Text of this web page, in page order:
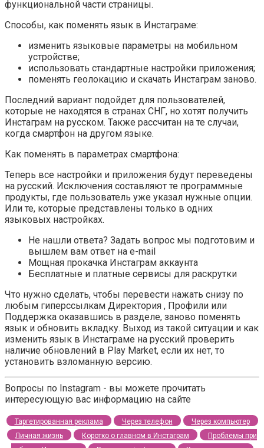
функциональной части страницы.
Способы, как поменять язык в Инстаграме:
изменить языковые параметры на мобильном
устройстве;
использовать стандартные настройки приложения;
поменять геолокацию и скачать Инстаграм заново.
Последний вариант подойдет для пользователей,
которые не находятся в странах СНГ, но хотят получить
Инстаграм на русском. Также рассчитан на те случаи,
когда смартфон на другом языке.
Как поменять в параметрах смартфона:
Теперь все настройки и приложения будут переведены
на русский. Исключения составляют те программные
продукты, где пользователь уже указал нужные опции.
Или те, которые представлены только в одних
языковых настройках.
Не нашли ответа? Задать вопрос мы подготовим и
вышлем вам ответ на e-mail
Мощная прокачка Инстаграм аккаунта
Бесплатные и платные сервисы для раскрутки
Что нужно сделать, чтобы перевести нажать снизу по
любым гиперссылкам Директория , Профили или
Поддержка оказавшись в разделе, заново поменять
язык и обновить вкладку. Выход из такой ситуации и как
изменить язык в Инстаграме на русский проверить
наличие обновлений в Play Market, если их нет, то
установить взломанную версию.
Вопросы по Instagram - вы можете прочитать
интересующую вас информацию на сайте
Таргетированная реклама Через телефон
Через компьютер
Личная жизнь
Коротко о главном в Инстаграм
Проблемы при